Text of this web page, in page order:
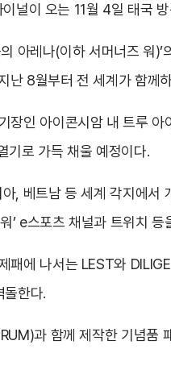
널이 오는 11월 4일 태국
아레나(이하 서머너즈 워
8월부터 전 세계가 함께
인 아이콘시암 내 트루
기로 가득 채울 예정이다.
, 베트남 등 세계 각지에서
’ e스포츠 채널과 트위치
에 나서는 LEST와
돌한다.
과 함께 제작한 기념품